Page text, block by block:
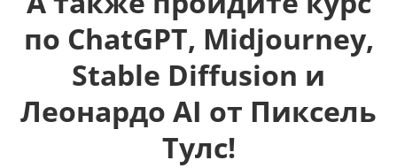
по ChatGPT, Midjourney,
Stable Diffusion и
Леонардо AI от Пиксель
Тулс!